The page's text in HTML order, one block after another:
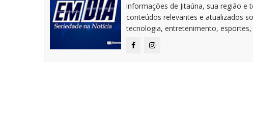
informações de Jitaúna, sua região
conteúdos relevantes e atualizados
tecnologia, entretenimento, esportes,